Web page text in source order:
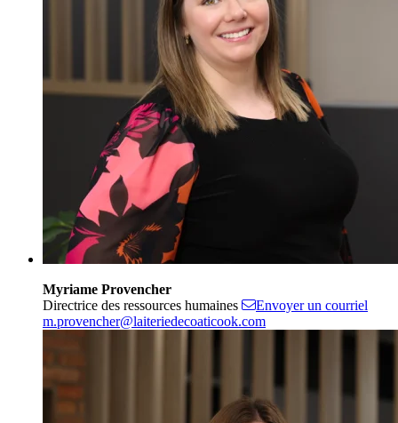
Myriame Provencher
Directrice des ressources humaines
Envoyer un courriel
m.provencher@laiteriedecoaticook.com